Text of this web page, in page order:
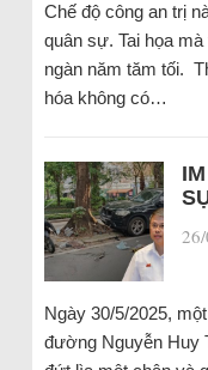
Chế độ công an trị
quân sự. Tai họa
ngàn năm tăm tối.
hóa không có…
Ngày 30/5/2025,
đường Nguyễn Huy